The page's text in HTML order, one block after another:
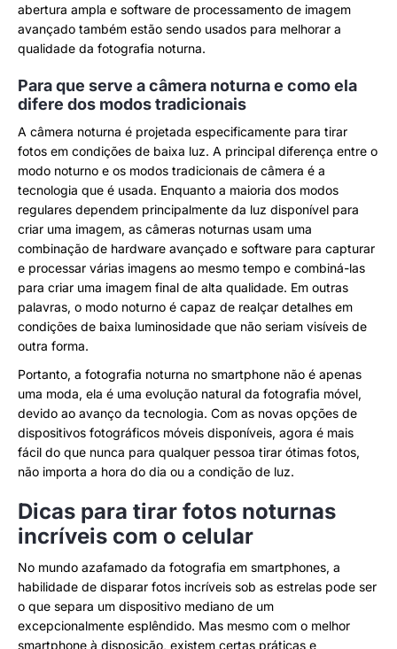
abertura ampla e software de processamento de imagem
avançado também estão sendo usados para melhorar a
qualidade da fotografia noturna.
Para que serve a câmera noturna e como ela
difere dos modos tradicionais
A câmera noturna é projetada especificamente para tirar
fotos em condições de baixa luz. A principal diferença entre o
modo noturno e os modos tradicionais de câmera é a
tecnologia que é usada. Enquanto a maioria dos modos
regulares dependem principalmente da luz disponível para
criar uma imagem, as câmeras noturnas usam uma
combinação de hardware avançado e software para capturar
e processar várias imagens ao mesmo tempo e combiná-las
para criar uma imagem final de alta qualidade. Em outras
palavras, o modo noturno é capaz de realçar detalhes em
condições de baixa luminosidade que não seriam visíveis de
outra forma.
Portanto, a fotografia noturna no smartphone não é apenas
uma moda, ela é uma evolução natural da fotografia móvel,
devido ao avanço da tecnologia. Com as novas opções de
dispositivos fotográficos móveis disponíveis, agora é mais
fácil do que nunca para qualquer pessoa tirar ótimas fotos,
não importa a hora do dia ou a condição de luz.
Dicas para tirar fotos noturnas
incríveis com o celular
No mundo azafamado da fotografia em smartphones, a
habilidade de disparar fotos incríveis sob as estrelas pode ser
o que separa um dispositivo mediano de um
excepcionalmente esplêndido. Mas mesmo com o melhor
smartphone à disposição, existem certas práticas e